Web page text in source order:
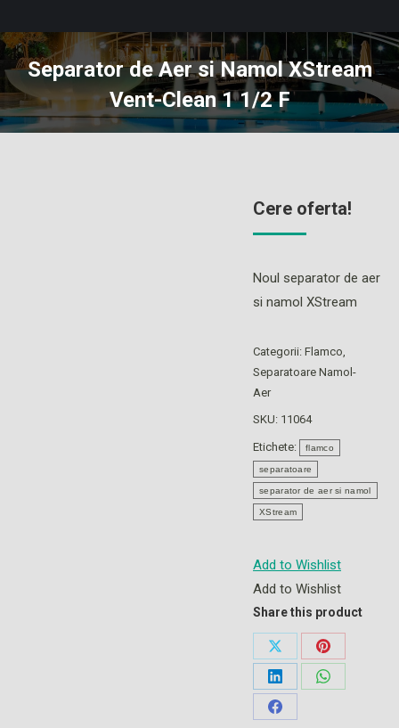
Separator de Aer si Namol XStream
Vent-Clean 1 1/2 F
You are here:
Cere oferta!
Noul separator de aer
si namol XStream
Categorii: Flamco,
Separatoare Namol-
Aer
SKU: 11064
Etichete: flamco
separatoare
separator de aer si namol
XStream
Add to Wishlist
Add to Wishlist
Share this product
Share
on
X
Share
on
Share
on
Share
Share